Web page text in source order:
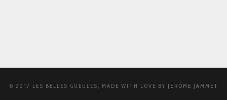
© 2017 LES BELLES GUEULES, MADE WITH LOVE BY JÉRÔME JAMMET